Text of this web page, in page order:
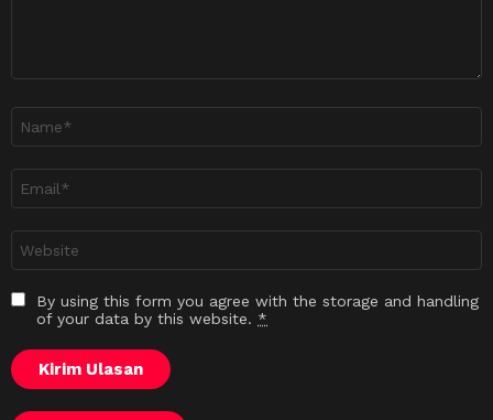
sesawang
By using this form you agree with the storage and handling
of your data by this website. *
Kirim Ulasan